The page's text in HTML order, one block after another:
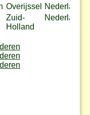
Overijssel Nederland
Zuid-
Holland
Nederland